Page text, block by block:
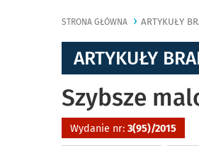
STRONA GŁÓWNA ARTYKUŁY
ARTYKUŁY
Szybsze
Wydanie nr: 3(95)/2015